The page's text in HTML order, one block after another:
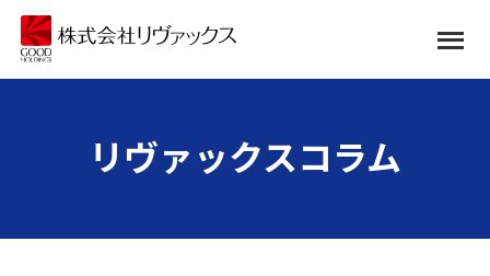
リヴァックスコラム